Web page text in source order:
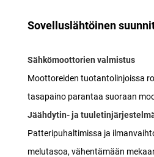
Sovelluslähtöinen
Sähkömoottorien valmistus
Moottoreiden tuotantolinjoissa
tasapaino parantaa suoraan
Jäähdytin- ja
Patteripuhaltimissa ja
melutasoa, vähentämään